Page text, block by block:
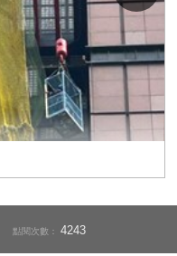
點閱次數：4243